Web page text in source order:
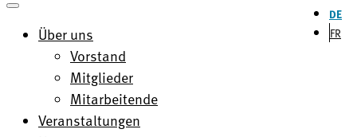
DE
FR
Über uns
Vorstand
Mitglieder
Mitarbeitende
Veranstaltungen